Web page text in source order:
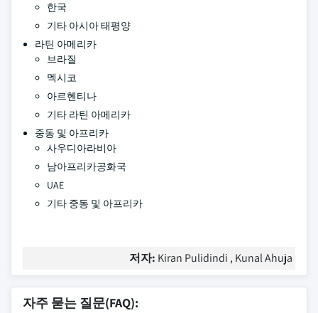
한국
기타 아시아 태평양
라틴 아메리카
브라질
멕시코
아르헨티나
기타 라틴 아메리카
중동 및 아프리카
사우디아라비아
남아프리카공화국
UAE
기타 중동 및 아프리카
저자: Kiran Pulidindi , Kunal Ahuja
자주 묻는 질문(FAQ):